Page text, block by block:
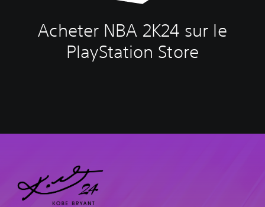
Acheter NBA 2K24 sur le
PlayStation Store